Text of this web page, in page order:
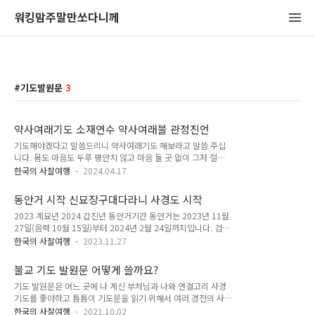
워킹맘주말만쏘다니께
기도발원문 3
약사여래기도 소재연수 약사여래불 관정진언
기도해야겠다고 말씀드리니 약사여래기도 해보라고 말씀 주십
니다. 몸도 마음도 두루 평안치 않고 마음 둘 곳 없이 그저 절에
왔다 삼배하고 돌아가지 말고 약사전에서 약사여래기도 하고 내
소재연수 약사여래불 관정진언 올려봅니다. 약사여래부처님의
가피를 한 것 받기를 기원합니다. 약사여래기도 귀의불 양족존
귀의불 이욕존 귀의불 중증존 소재연수 약사 여래불 관정진언 나
모 바가발제 비살사구로 폐유리 발라바 갈라사야 달타아다야 아
라할제 삼먁 삼발타야 다질타 옴 비살서 비살서 비살사 삼몰아제
래불 약사여래불.....(약샤여래불 30분) 십이대원접군기 일편비
심무공결 범부전도병근심 불우약사죄난멸 고아..
한국의 사찰여행 2024.04.17
동안거 시작 신묘장구대다라니 사경도 시작
2023 계묘년 2024 갑진년 동안거기간 동안거는 2023년 11월
27일(음력 10월 15일)부터 2024년 2월 24일까지입니다. 검은
토끼인 계묘년에 시작해 내년 청룡의 해 갑진년 2월 24일까지
해 기운을 축척하는 시기로 삼으시면 됩니다. 사경 발원문 우러
러 온 우주 법계에 충만하사 아니 계신 곳 없으시고 만유에 평등
하사 자비의 구름으로 피어나신 부처님께 귀의 하나이다. 참다운
실상은 형상과 말을 여의었건만 감응하시는 원력은 삼천대천 세
게를 두루 덮으시고 단비 같은 팔만사천 법문으로 온갖 번뇌 씻
한국의 사찰여행 2023.11.27
불교 기도 발원문 어떻게 쓸까요?
기도 발원문은 어느 곳에 나 계신 부처님과 나와 연결고리 사경
기도를 좋아하고 틈틈이 기도문을 읽기 위해서 여러 경전의 사경
문을 올려두고 있습니다. 그런데 매번 사경 전후에 독송하는 발
한국의 사찰여행 2021.10.02